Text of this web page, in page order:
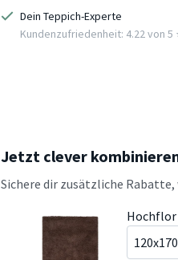
Dein Teppich-Experte
Kundenzufriedenheit: 4.22 von 5
Jetzt clever
Sichere dir zusätzliche
Hochflor